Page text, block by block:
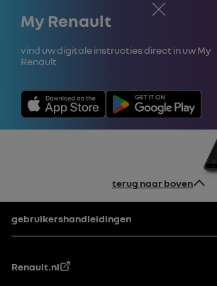
Sluiten
My Renault
vind uw digitale instructies direct in uw My
Renault
terug naar boven
Voettekst
gebruikershandleidingen
Renault.nl